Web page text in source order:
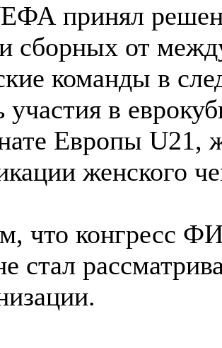
принял
сборных от
команды в
участия в
Европы U21,
женского
что конгресс
стал